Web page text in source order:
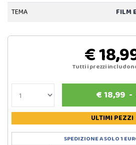
TEMA
FILM
€
Tutti i prezzi
€18,99
ULTIMI PEZZI
SPEDIZIONE A SOLO 1